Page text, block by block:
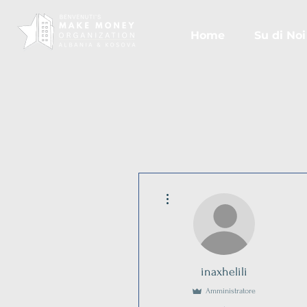
inaxhelili
Amministratore